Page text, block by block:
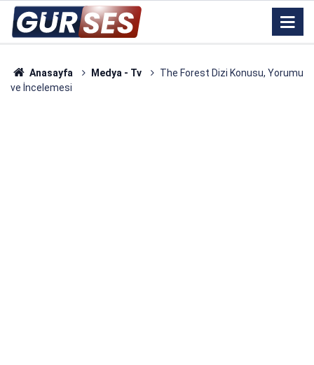
Anasayfa Medya - Tv
The Forest Dizi Konusu, Yorumu
ve İncelemesi